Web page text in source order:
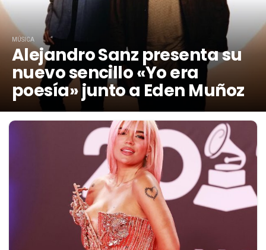
MÚSICA
Alejandro Sanz presenta su
nuevo sencillo «Yo era
poesía» junto a Eden Muñoz